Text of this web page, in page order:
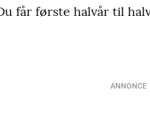
får første halvår til
ANNONCE